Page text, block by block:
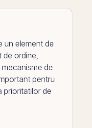
un element de
de ordine,
de
pentru
prioritatilor de